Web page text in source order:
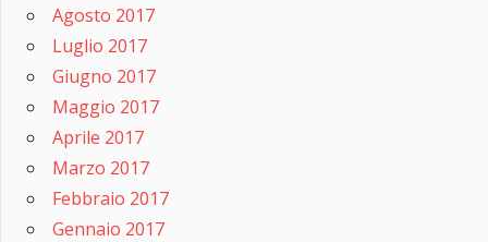
Agosto 2017
Luglio 2017
Giugno 2017
Maggio 2017
Aprile 2017
Marzo 2017
Febbraio 2017
Gennaio 2017